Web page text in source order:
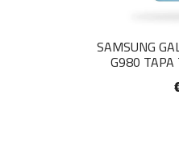
SAMSUNG
G980 TAPA